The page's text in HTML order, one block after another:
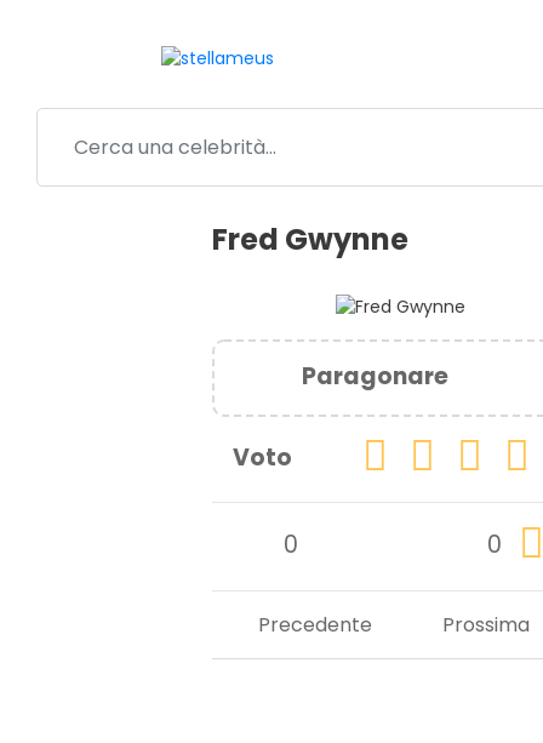
Fred Gwynne
Paragonare
Voto
0 0
Prossima
Precedente